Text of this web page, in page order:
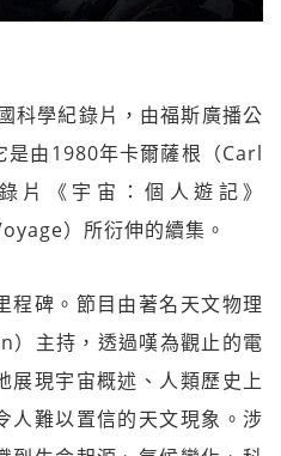
科學紀錄片，由福斯廣播公
是由1980年卡爾薩根（Carl
片《宇宙：個人遊記》
）所衍伸的續集。
程碑。節目由著名天文物理
主持，透過嘆為觀止的電
展現宇宙概述、人類歷史上
人難以置信的天文現象。涉